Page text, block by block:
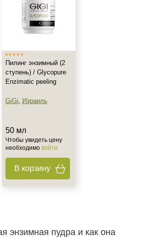
18 лет)
Пилинг энзимный (2
ступень) / Glycopure
Enzimatic peeling
GiGi, Израиль
50 мл
Чтобы увидеть цену
необходимо войти
В корзину
энзимная пудра и как она